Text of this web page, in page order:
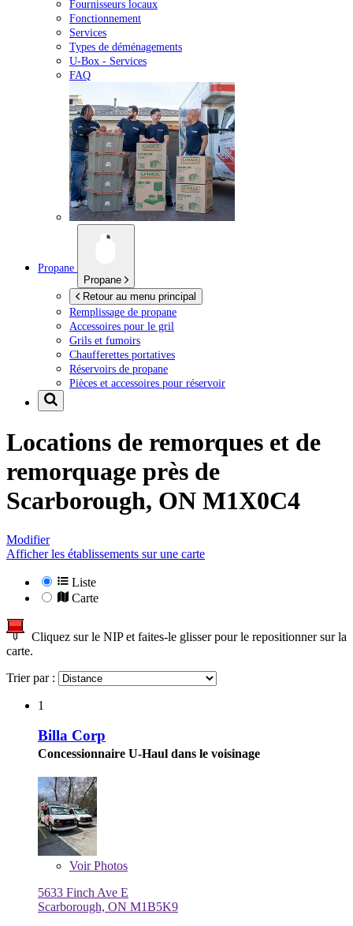
Fournisseurs locaux
Fonctionnement
Services
Types de déménagements
U-Box - Services
FAQ
Propane
Propane
Retour au menu principal
Remplissage de propane
Accessoires pour le gril
Grils et fumoirs
Chaufferettes portatives
Réservoirs de propane
Pièces et accessoires pour réservoir
Locations de remorques et de
remorquage près de
Scarborough, ON M1X0C4
Modifier
Afficher les établissements sur une carte
Liste
Carte
Cliquez sur le NIP et faites-le glisser pour le repositionner sur la
carte.
Trier par :
1
Billa Corp
Concessionnaire U-Haul dans le voisinage
VoirPhotos
5633 Finch Ave E
Scarborough, ON M1B5K9